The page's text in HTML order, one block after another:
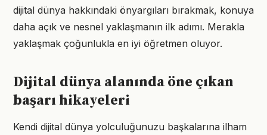
dijital dünya hakkındaki önyargıları bırakmak, konuya
daha açık ve nesnel yaklaşmanın ilk adımı. Merakla
yaklaşmak çoğunlukla en iyi öğretmen oluyor.
Dijital dünya alanında öne çıkan
başarı hikayeleri
Kendi dijital dünya yolculuğunuzu başkalarına ilham